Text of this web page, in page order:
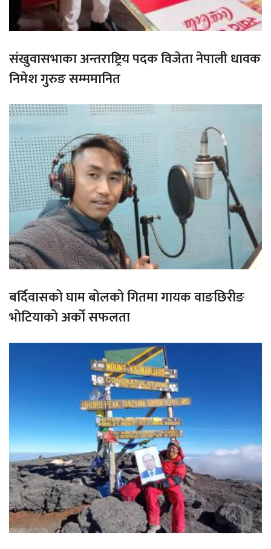
संखुवासभाका अन्तराष्ट्रिय पदक विजेता नेपाली धावक
निमेश गुरुङ सम्ममानित
बर्दिवासको घाम बोलको गितमा गायक वाङछिरीङ
भोटियाको अर्को सफलता